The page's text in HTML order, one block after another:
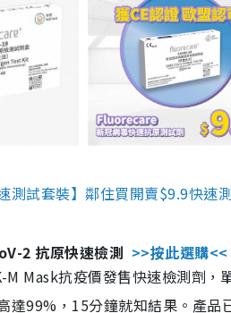
測試套裝】鄰住買開賣$9.9快速
2 抗原快速檢測 >>按此選購<<
M Mask抗疫價發售快速檢測劑
達99%，15分鐘就知結果。產品